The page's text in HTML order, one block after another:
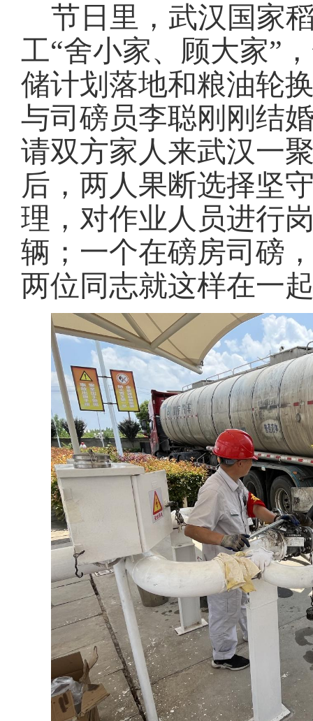
节日里，武汉国家
工“舍小家、顾大家”
储计划落地和粮油轮
与司磅员李聪刚刚结
请双方家人来武汉一
后， 两人果断选择坚
理，对作业人员进行
辆；一个在磅房司磅
两位同志就这样在一